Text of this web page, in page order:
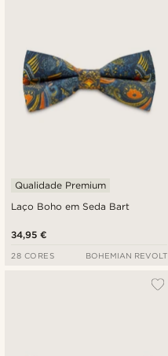
Laço Boho em Seda Bart
Qualidade Premium
34,95 €
28 CORES BOHEMIAN REVOLT